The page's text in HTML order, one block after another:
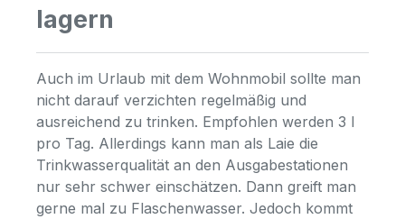
lagern
Auch im Urlaub mit dem Wohnmobil sollte man
nicht darauf verzichten regelmäßig und
ausreichend zu trinken. Empfohlen werden 3 l
pro Tag. Allerdings kann man als Laie die
Trinkwasserqualität an den Ausgabestationen
nur sehr schwer einschätzen. Dann greift man
gerne mal zu Flaschenwasser. Jedoch kommt